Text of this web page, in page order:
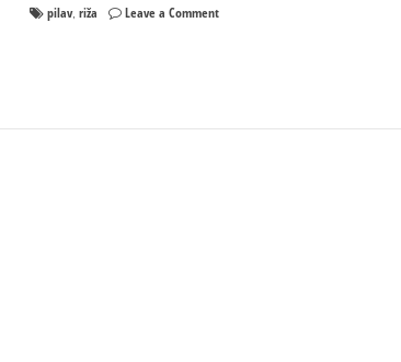
pilav,riža Leave a Commenton